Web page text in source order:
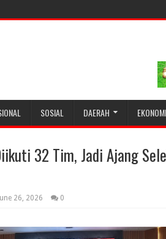
SOSIAL DAERAH EKONOMI
32 Tim, Jadi Ajang
26, 2026 0